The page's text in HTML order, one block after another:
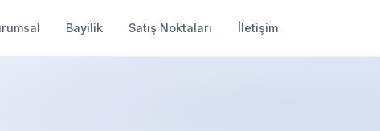
Bayilik Satış Noktaları İletişim